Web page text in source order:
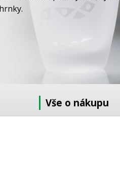
Vše o nákupu